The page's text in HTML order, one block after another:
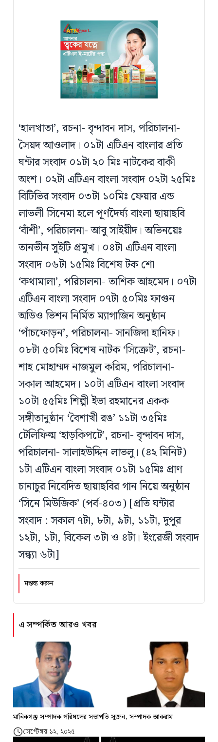
এ সম্পর্কিত আরও খবর
মানিকগঞ্জ সম্পাদক পরিষদের সভাপতি সুজন, সম্পাদক আকরাম
সেপ্টেম্বর ১২, ২০২৫
‘হালখাতা’, রচনা- বৃন্দাবন দাস, পরিচালনা-
সৈয়দ আওলাদ। ০১টা এটিএন বাংলার প্রতি
ঘন্টার সংবাদ ০১টা ২০ মিঃ নাটকের বাকী
অংশ। ০২টা এটিএন বাংলা সংবাদ ০২টা ২৫মিঃ
বিটিভির সংবাদ ০৩টা ১০মিঃ ফেয়ার এন্ড
লাভলী সিনেমা হলে পূর্ণদৈর্ঘ্য বাংলা ছায়াছবি
‘বাঁশী’, পরিচালনা- আবু সাইয়ীদ। অভিনয়েঃ
তানভীন সুইটি প্রমুখ। ০৪টা এটিএন বাংলা
সংবাদ ০৬টা ১৫মিঃ বিশেষ টক শো
‘কথামালা’, পরিচালনা- তাশিক আহমেদ। ০৭টা
এটিএন বাংলা সংবাদ ০৭টা ৫০মিঃ ফাগুন
অডিও ভিশন নির্মিত ম্যাগাজিন অনুষ্ঠান
‘পাঁচফোড়ন’, পরিচালনা- সানজিদা হানিফ।
০৮টা ৫০মিঃ বিশেষ নাটক ‘সিক্রেট’, রচনা-
শাহ মোহাম্মদ নাজমুল করিম, পরিচালনা-
সকাল আহমেদ। ১০টা এটিএন বাংলা সংবাদ
১০টা ৫৫মিঃ শিল্পী ইভা রহমানের একক
সঙ্গীতানুষ্ঠান ‘বৈশাখী রঙ’ ১১টা ৩৫মিঃ
টেলিফিল্ম ‘হাড়কিপটে’, রচনা- বৃন্দাবন দাস,
পরিচালনা- সালাহউদ্দিন লাভলু। (৪২ মিনিট)
১টা এটিএন বাংলা সংবাদ ০১টা ১৫মিঃ প্রাণ
চানাচুর নিবেদিত ছায়াছবির গান নিয়ে অনুষ্ঠান
‘সিনে মিউজিক’ (পর্ব-৪০৩) [প্রতি ঘন্টার
সংবাদ : সকাল ৭টা, ৮টা, ৯টা, ১১টা, দুপুর
১২টা, ১টা, বিকেল ৩টা ও ৪টা। ইংরেজী সংবাদ
সন্ধ্যা ৬টা]
মন্তব্য করুন